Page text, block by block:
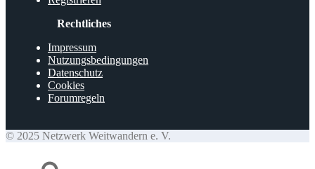
Rechtliches
Impressum
Nutzungsbedingungen
Datenschutz
Cookies
Forumregeln
© 2025 Netzwerk Weitwandern e. V.